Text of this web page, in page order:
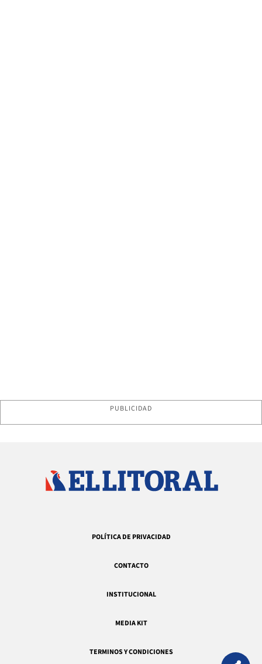
PUBLICIDAD
POLÍTICA DE PRIVACIDAD
CONTACTO
INSTITUCIONAL
MEDIA KIT
TERMINOS Y CONDICIONES